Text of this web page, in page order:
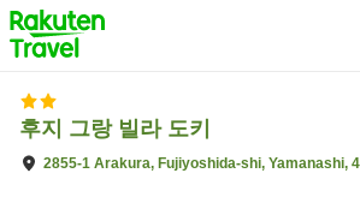
to
top
page
후지 그랑 빌라 도키
2855-1 Arakura, Fujiyoshida-shi, Yamanashi,